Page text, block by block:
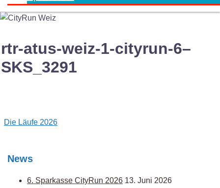
rtr-atus-weiz-1-cityrun-6–
SKS_3291
Post
Die Läufe 2026
News
6. Sparkasse CityRun 2026 13. Juni 2026